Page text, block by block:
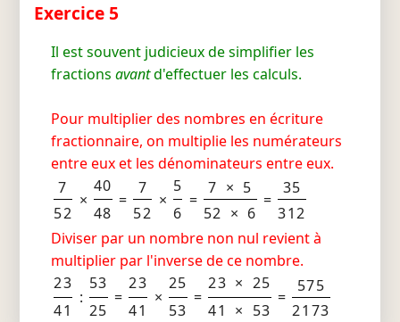
Exercice 5
Il est souvent judicieux de simplifier les
fractions avantd'effectuer les calculs.
Pour multiplier des nombres en écriture
fractionnaire, on multiplie les numérateurs
entre eux et les dénominateurs entre eux.
7
52
×
40
48
=
7
52
×
5
6
=
7 × 5
52 × 6
=
35
312
Diviser par un nombre non nul revient à
multiplier par l'inverse de ce nombre.
23
41
:
53
25
=
23
41
×
25
53
=
23 × 25
41 × 53
=
575
2173